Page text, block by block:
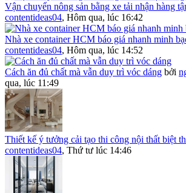
Vận chuyển nông sản bằng xe tải nhận hàng
contentideas04, Hôm qua, lúc 16:42
Nhà xe container HCM báo giá nhanh minh
contentideas04, Hôm qua, lúc 14:52
Cách ăn đủ chất mà vẫn duy trì vóc dáng bởi
qua, lúc 11:49
Thiết kế ý tưởng cải tạo thi công nội thất biệt
contentideas04, Thứ tư lúc 14:46